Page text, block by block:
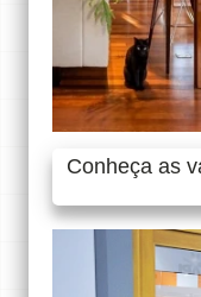
Conheça as